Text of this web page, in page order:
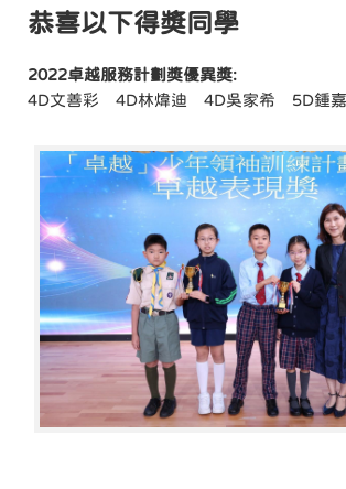
恭喜以下得獎同學
2022卓越服務計劃獎優異獎:
4D文善彩 4D林煒迪 4D吳家希 5D鍾